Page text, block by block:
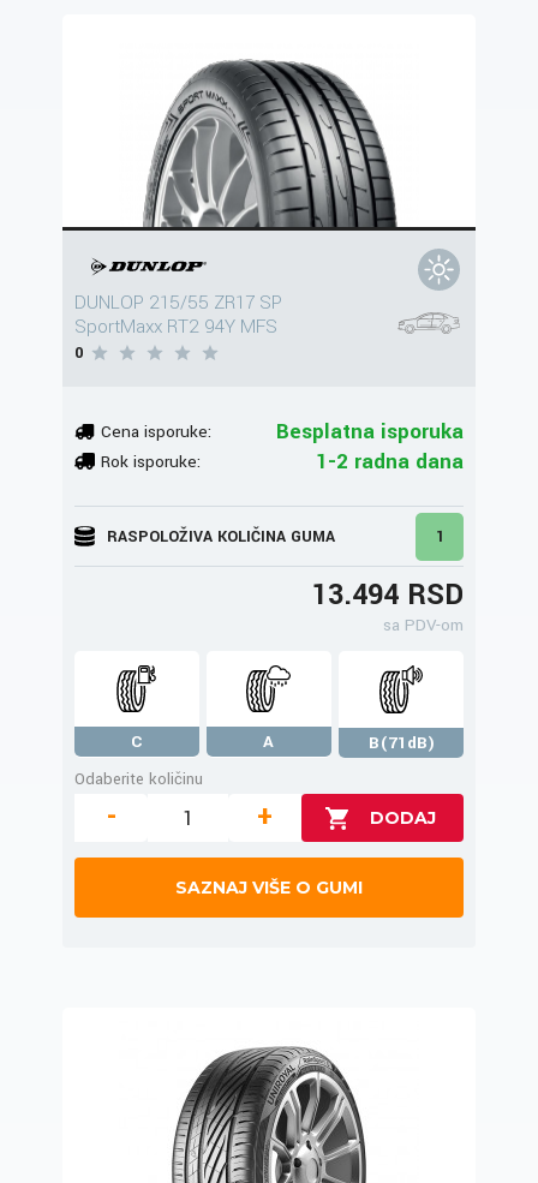
DUNLOP 215/55 ZR17 SP
SportMaxx RT2 94Y MFS
0
Cena isporuke: Besplatna isporuka
Rok isporuke: 1-2 radna dana
RASPOLOŽIVA KOLIČINA GUMA 1
13.494 RSD
sa PDV-om
C A
B(71dB)
Odaberite količinu
- +
SAZNAJ VIŠE O GUMI